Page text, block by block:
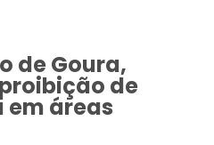
de Goura,
proibição de
áreas